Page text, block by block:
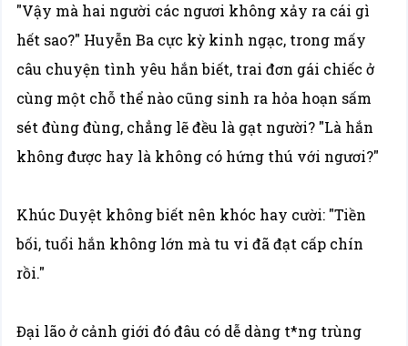
"Vậy mà hai người các ngươi không xảy ra cái gì
hết sao?" Huyễn Ba cực kỳ kinh ngạc, trong mấy
câu chuyện tình yêu hắn biết, trai đơn gái chiếc ở
cùng một chỗ thể nào cũng sinh ra hỏa hoạn sấm
sét đùng đùng, chẳng lẽ đều là gạt người? "Là hắn
không được hay là không có hứng thú với ngươi?"
Khúc Duyệt không biết nên khóc hay cười: "Tiền
bối, tuổi hắn không lớn mà tu vi đã đạt cấp chín
rồi."
Đại lão ở cảnh giới đó đâu có dễ dàng t*ng trùng